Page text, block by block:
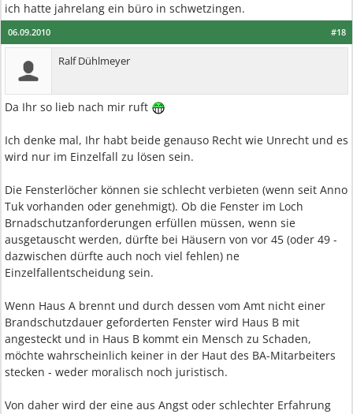
ich hatte jahrelang ein büro in schwetzingen.
#18
06.09.2010
Ralf Dühlmeyer
Da Ihr so lieb nach mir ruft
Ich denke mal, Ihr habt beide genauso Recht wie Unrecht und es
wird nur im Einzelfall zu lösen sein.
Die Fensterlöcher können sie schlecht verbieten (wenn seit Anno
Tuk vorhanden oder genehmigt). Ob die Fenster im Loch
Brnadschutzanforderungen erfüllen müssen, wenn sie
ausgetauscht werden, dürfte bei Häusern von vor 45 (oder 49 -
dazwischen dürfte auch noch viel fehlen) ne
Einzelfallentscheidung sein.
Wenn Haus A brennt und durch dessen vom Amt nicht einer
Brandschutzdauer geforderten Fenster wird Haus B mit
angesteckt und in Haus B kommt ein Mensch zu Schaden,
möchte wahrscheinlich keiner in der Haut des BA-Mitarbeiters
stecken - weder moralisch noch juristisch.
Von daher wird der eine aus Angst oder schlechter Erfahrung